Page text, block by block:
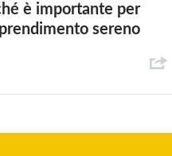
è importante per
sereno